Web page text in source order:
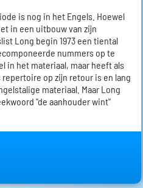
is nog in het Engels. Hoewel
in een uitbouw van zijn
Long begin 1973 een tiental
nummers op te
in het materiaal, maar heeft als
op zijn retour is en lang
materiaal. Maar Long
"de aanhouder wint"